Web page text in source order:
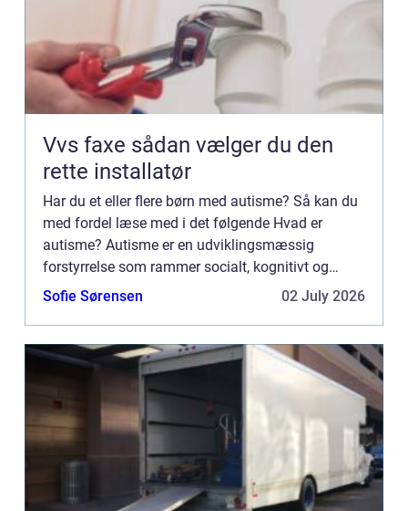
Vvs faxe sådan vælger du den
rette installatør
Har du et eller flere børn med autisme? Så kan du
med fordel læse med i det følgende Hvad er
autisme? Autisme er en udviklingsmæssig
forstyrrelse som rammer socialt, kognitivt og
mentalt. En person med autisme vil typisk have
Sofie Sørensen 02 July 2026